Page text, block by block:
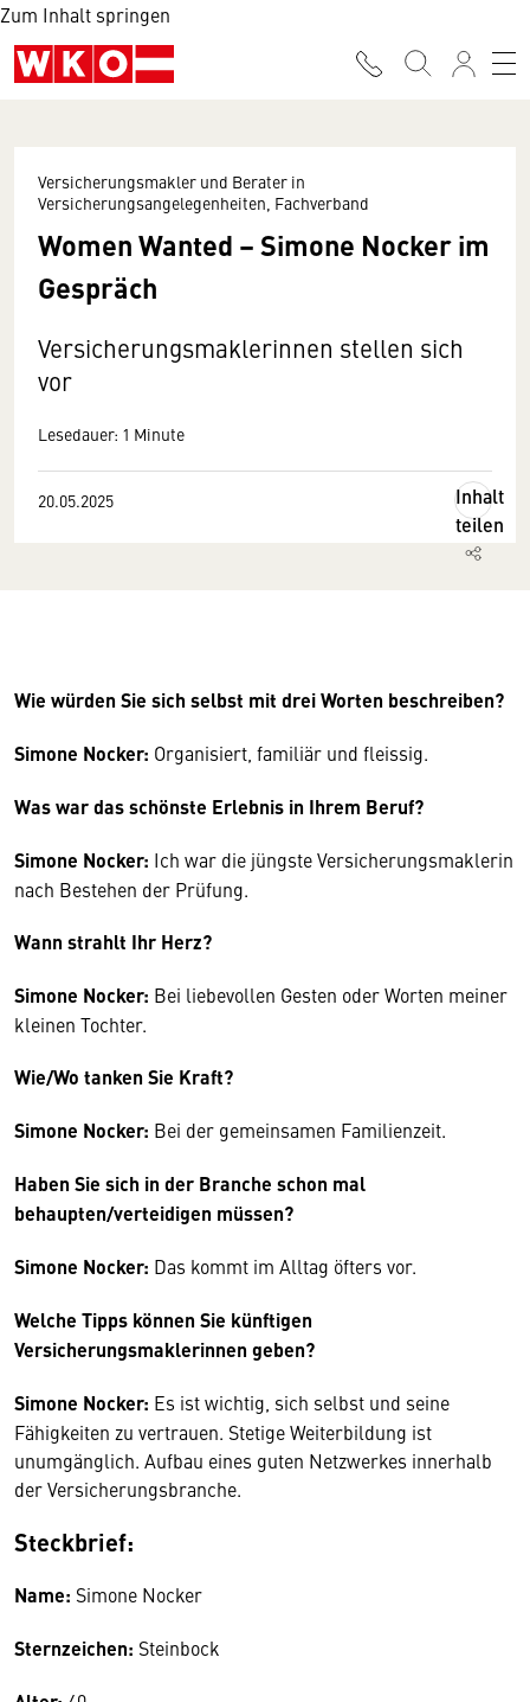
Zum Inhalt springen
Versicherungsmakler und Berater in
Versicherungsangelegenheiten, Fachverband
Women Wanted – Simone Nocker im
Gespräch
Versicherungsmaklerinnen stellen sich
vor
Lesedauer: 1 Minute
20.05.2025
Inhalt
teilen
Wie würden Sie sich selbst mit drei Worten beschreiben?
Simone Nocker: Organisiert, familiär und fleissig.
Was war das schönste Erlebnis in Ihrem Beruf?
Simone Nocker: Ich war die jüngste Versicherungsmaklerin
nach Bestehen der Prüfung.
Wann strahlt Ihr Herz?
Simone Nocker: Bei liebevollen Gesten oder Worten meiner
kleinen Tochter.
Wie/Wo tanken Sie Kraft?
Simone Nocker: Bei der gemeinsamen Familienzeit.
Haben Sie sich in der Branche schon mal
behaupten/verteidigen müssen?
Simone Nocker: Das kommt im Alltag öfters vor.
Welche Tipps können Sie künftigen
Versicherungsmaklerinnen geben?
Simone Nocker: Es ist wichtig, sich selbst und seine
Fähigkeiten zu vertrauen. Stetige Weiterbildung ist
unumgänglich. Aufbau eines guten Netzwerkes innerhalb
der Versicherungsbranche.
Steckbrief:
Name: Simone Nocker
Sternzeichen: Steinbock